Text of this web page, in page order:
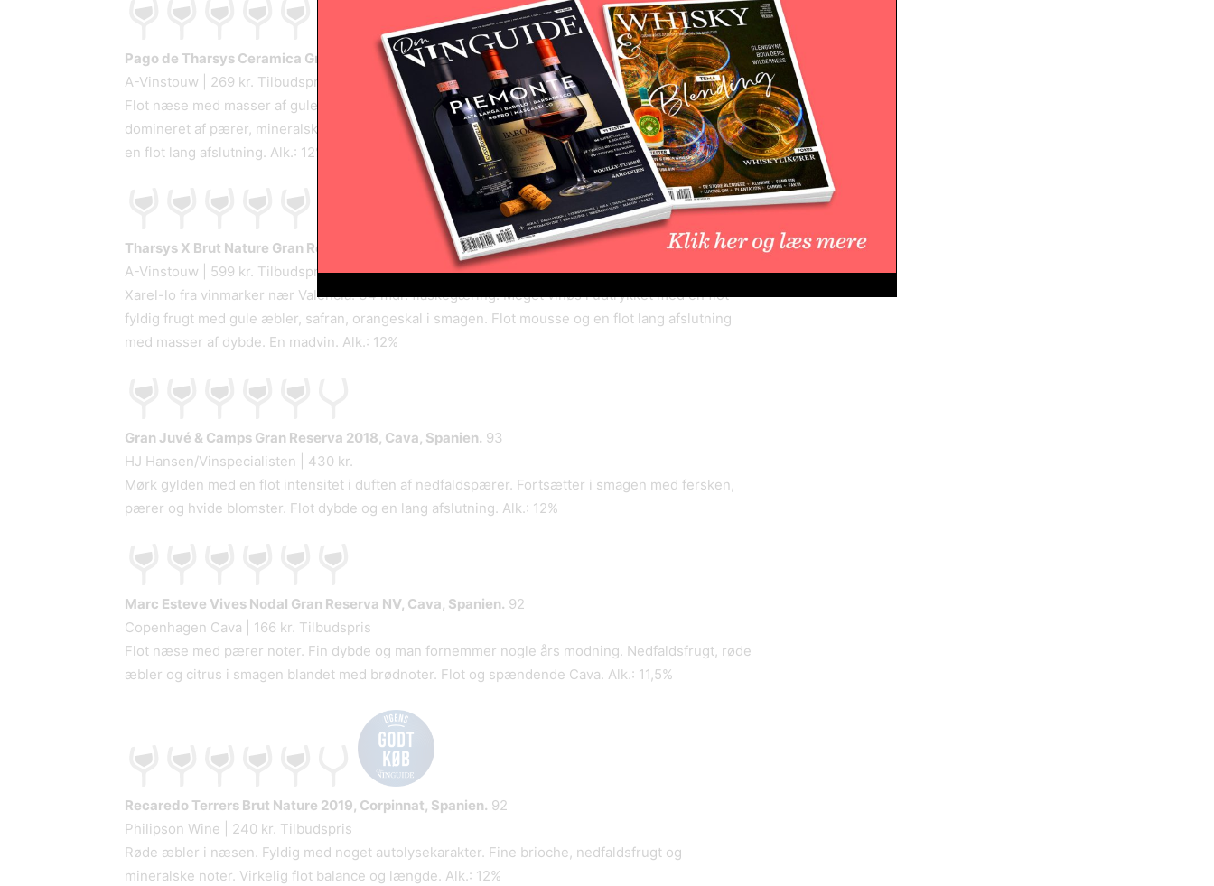
Pago de Tharsys Ceramica Gran ReservaNV, Cava, Spanien.
93
A-Vinstouw | 269 kr. Tilbudspris
Flot næse med masser af gule æbler og brødkrummer. Fyldig og ekspressiv med en flot frugt
domineret af pærer, mineralske noter og asiatiske krydderier. En spændende og vellavet vin med
en flot lang afslutning. Alk.: 12%
Tharsys X Brut Nature Gran Reserva NV, Cava, Spanien.93
A-Vinstouw | 599 kr. Tilbudspris
Xarel-lo fra vinmarker nær Valencia. 34 mdr. flaskegæring. Meget vinøs i udtrykket med en flot
fyldig frugt med gule æbler, safran, orangeskal i smagen. Flot mousse og en flot lang afslutning
med masser af dybde. En madvin. Alk.: 12%
Gran Juvé & Camps Gran Reserva 2018, Cava, Spanien. 93
HJ Hansen/Vinspecialisten | 430 kr.
Mørk gylden med en flot intensitet i duften af nedfaldspærer. Fortsætter i smagen med fersken,
pærer og hvide blomster. Flot dybde og en lang afslutning. Alk.: 12%
Marc Esteve Vives Nodal Gran Reserva NV, Cava, Spanien. 92
Copenhagen Cava | 166 kr. Tilbudspris
Flot næse med pærer noter. Fin dybde og man fornemmer nogle års modning. Nedfaldsfrugt, røde
æbler og citrus i smagen blandet med brødnoter. Flot og spændende Cava. Alk.: 11,5%
Recaredo Terrers Brut Nature 2019, Corpinnat, Spanien. 92
Philipson Wine | 240 kr. Tilbudspris
Røde æbler i næsen. Fyldig med noget autolysekarakter. Fine brioche, nedfaldsfrugt og
mineralske noter. Virkelig flot balance og længde. Alk.: 12%